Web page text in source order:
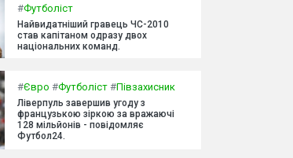
#Футболіст
Найвидатніший гравець ЧС-2010
став капітаном одразу двох
національних команд.
#Євро #Футболіст #Півзахисник
Ліверпуль завершив угоду з
французькою зіркою за вражаючі
128 мільйонів - повідомляє
Футбол24.